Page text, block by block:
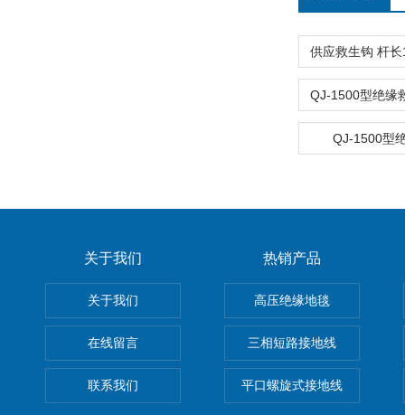
QJ-1500型
关于我们
关于我们
在线留言
联系我们
热销产品
高压绝缘地毯
三相短路接地线
平口螺旋式接地线